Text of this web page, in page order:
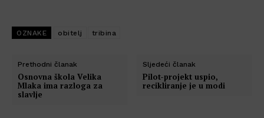
OZNAKE obitelj tribina
Prethodni članak
Osnovna škola Velika
Mlaka ima razloga za
slavlje
Sljedeći članak
Pilot-projekt uspio,
recikliranje je u modi